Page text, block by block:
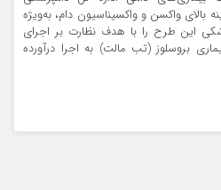
بالای واکسن و واکسیناسیون دام، به‌ویژه
این طرح را با هدف نظارت بر اجرای
بروسلوز (تب مالت) به اجرا درآورده